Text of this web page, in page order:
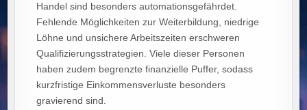
Handel sind besonders automationsgefährdet.
Fehlende Möglichkeiten zur Weiterbildung, niedrige
Löhne und unsichere Arbeitszeiten erschweren
Qualifizierungsstrategien. Viele dieser Personen
haben zudem begrenzte finanzielle Puffer, sodass
kurzfristige Einkommensverluste besonders
gravierend sind.